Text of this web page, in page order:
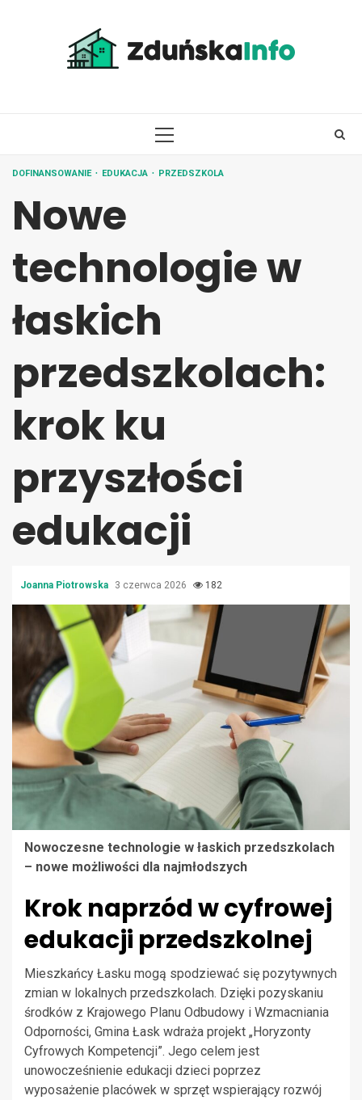
PRIMARY
DOFINANSOWANIE EDUKACJA PRZEDSZKOLA
Nowe
technologie w
łaskich
przedszkolach:
krok ku
przyszłości
edukacji
Joanna Piotrowska 3 czerwca 2026 182
Nowoczesne technologie w łaskich przedszkolach
– nowe możliwości dla najmłodszych
Krok naprzód w cyfrowej
edukacji przedszkolnej
Mieszkańcy Łasku mogą spodziewać się pozytywnych
zmian w lokalnych przedszkolach. Dzięki pozyskaniu
środków z Krajowego Planu Odbudowy i Wzmacniania
Odporności, Gmina Łask wdraża projekt „Horyzonty
Cyfrowych Kompetencji”. Jego celem jest
unowocześnienie edukacji dzieci poprzez
wyposażenie placówek w sprzęt wspierający rozwój